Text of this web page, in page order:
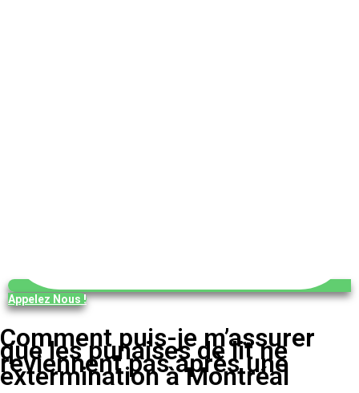
Appelez Nous !
Comment puis-je m’assurer
que les punaises de lit ne
reviennent pas après une
extermination à Montréal